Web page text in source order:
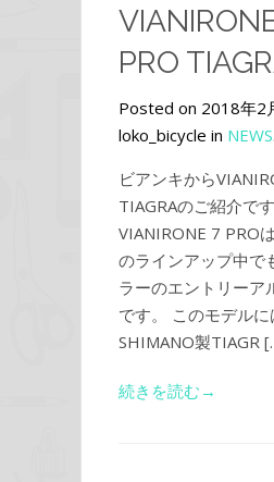
PRO
Posted on 2018年2
loko_bicycle in NEWS.
ビアンキから
TIAGRAのご紹介です
VIANIRONE 7 PRO
のラインアップ中で
ラーのエントリーア
です。 このモデルに
SHIMANO製TIAGR
続きを読む→